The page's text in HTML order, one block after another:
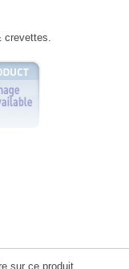
sur ce produit.